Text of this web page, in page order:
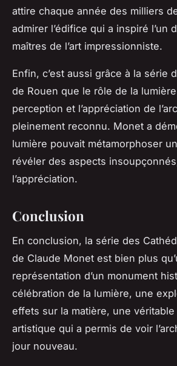
attire chaque année des milliers
admirer l’édifice qui a inspiré l’un
maîtres de l’art impressionniste.
Enfin, c’est aussi grâce à la série
de Rouen que le rôle de la
perception et l’appréciation de
pleinement reconnu. Monet a
lumière pouvait métamorphoser
révéler des aspects
l’appréciation.
Conclusion
En conclusion, la série des
de Claude Monet est bien plus
représentation d’un monument
célébration de la lumière, une
effets sur la matière, une
artistique qui a permis de voir
jour nouveau.